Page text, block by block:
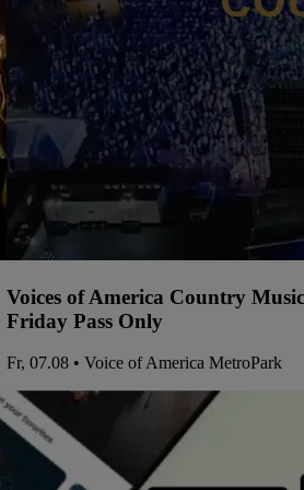
Voices of America Country
Friday Pass Only
Fr, 07.08 • Voice of America MetroPark